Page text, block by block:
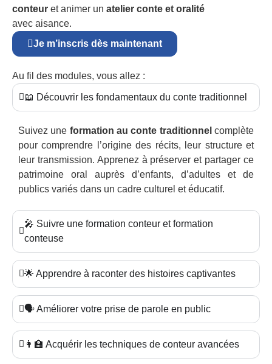
conteur et animer un atelier conte et oralité
avec aisance.
Je m’inscris dès maintenant
Au fil des modules, vous allez :
📖 Découvrir les fondamentaux du conte traditionnel
Suivez une formation au conte traditionnel complète
pour comprendre l’origine des récits, leur structure et
leur transmission. Apprenez à préserver et partager ce
patrimoine oral auprès d’enfants, d’adultes et de
publics variés dans un cadre culturel et éducatif.
🎤 Suivre une formation conteur et formation
conteuse
🌟 Apprendre à raconter des histoires captivantes
🗣️ Améliorer votre prise de parole en public
👩‍🏫 Acquérir les techniques de conteur avancées